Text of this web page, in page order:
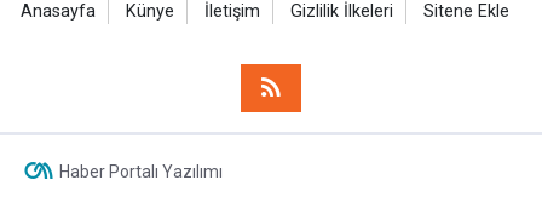
Anasayfa Künye İletişim Gizlilik İlkeleri Sitene Ekle
Haber Portalı Yazılımı